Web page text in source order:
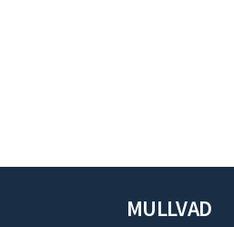
MULLVAD